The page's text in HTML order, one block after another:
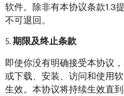
软件。除非有本协议条款1.3
不可退回。
期限及终止条款
即使你没有明确接受本协议
或下载、安装、访问和使用
生效。本协议将持续生效直